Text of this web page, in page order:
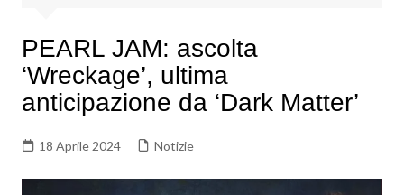
PEARL JAM: ascolta
‘Wreckage’, ultima
anticipazione da ‘Dark Matter’
18 Aprile 2024 Notizie